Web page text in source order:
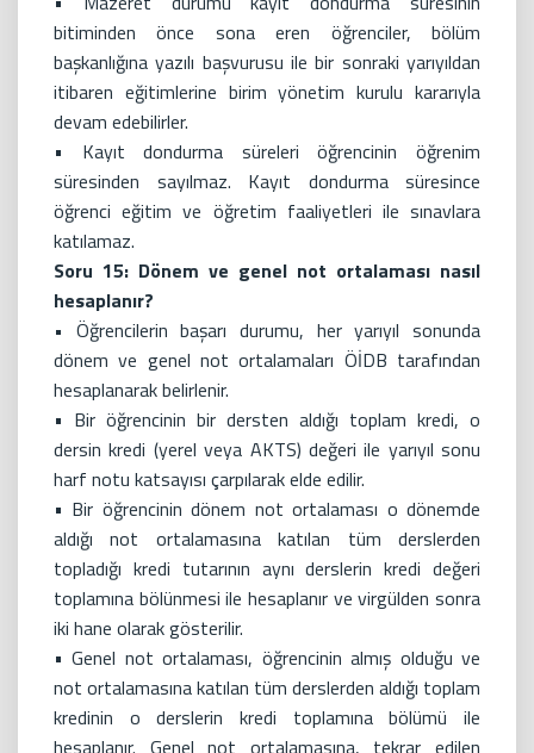
bitiminden önce sona eren öğrenciler, bölüm
başkanlığına yazılı başvurusu ile bir sonraki yarıyıldan
itibaren eğitimlerine birim yönetim kurulu kararıyla
devam edebilirler.
• Kayıt dondurma süreleri öğrencinin öğrenim
süresinden sayılmaz. Kayıt dondurma süresince
öğrenci eğitim ve öğretim faaliyetleri ile sınavlara
katılamaz.
Soru 15: Dönem ve genel not ortalaması nasıl
hesaplanır?
• Öğrencilerin başarı durumu, her yarıyıl sonunda
dönem ve genel not ortalamaları ÖİDB tarafından
hesaplanarak belirlenir.
• Bir öğrencinin bir dersten aldığı toplam kredi, o
dersin kredi (yerel veya AKTS) değeri ile yarıyıl sonu
harf notu katsayısı çarpılarak elde edilir.
• Bir öğrencinin dönem not ortalaması o dönemde
aldığı not ortalamasına katılan tüm derslerden
topladığı kredi tutarının aynı derslerin kredi değeri
toplamına bölünmesi ile hesaplanır ve virgülden sonra
iki hane olarak gösterilir.
• Genel not ortalaması, öğrencinin almış olduğu ve
not ortalamasına katılan tüm derslerden aldığı toplam
kredinin o derslerin kredi toplamına bölümü ile
hesaplanır. Genel not ortalamasına, tekrar edilen